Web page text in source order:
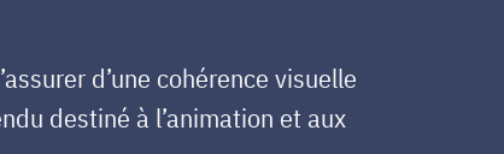
d’une cohérence visuelle
destiné à l’animation et aux